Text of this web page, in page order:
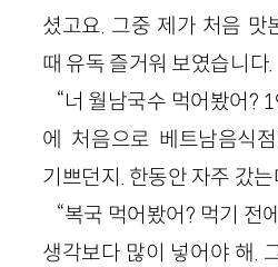
셨고요. 그중 제가 처음 맛
때 유독 즐거워 보였습니다.
“너 월남국수 먹어봤어?
에 처음으로 베트남음식
기쁘던지. 한동안 자주 갔
“복국 먹어봤어? 먹기 전
생각보다 많이 넣어야 해.